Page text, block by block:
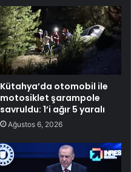
Kütahya’da otomobil ile
motosiklet şarampole
savruldu: 1’i ağır 5 yaralı
Ağustos 6, 2026